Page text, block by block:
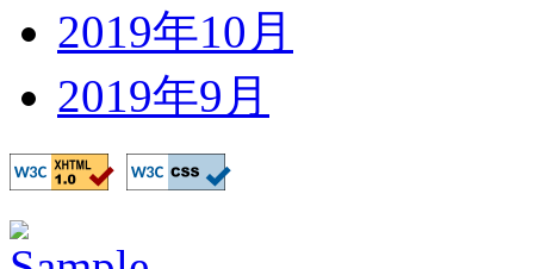
2019年10月
2019年9月